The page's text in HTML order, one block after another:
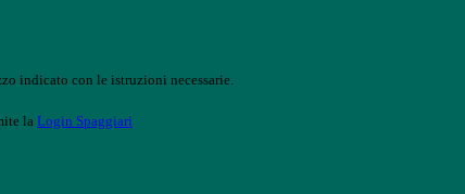
indicato con le istruzioni necessarie.
la Login Spaggiari